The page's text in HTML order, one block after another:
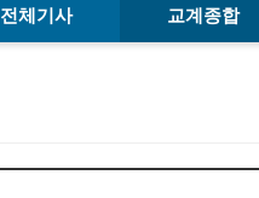
전체기사 교계종합